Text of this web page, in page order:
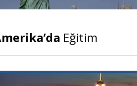
Eğitim